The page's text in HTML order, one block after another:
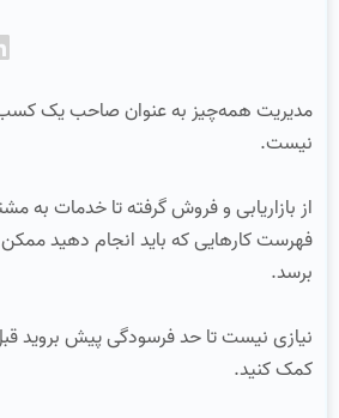
مدیریت همه‌چیز به عنوان صاحب یک
نیست.
از بازاریابی و فروش گرفته تا خدمات به
فهرست کارهایی که باید انجام دهید
برسد.
نیازی نیست تا حد فرسودگی پیش بروید
کمک کنید.